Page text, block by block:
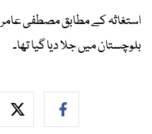
استغاثہ کے مطابق مصطفی
بلوچستان میں جلا دیا گیا تھا۔